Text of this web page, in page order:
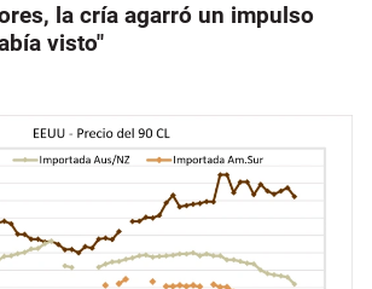
la cría agarró un impulso
visto"